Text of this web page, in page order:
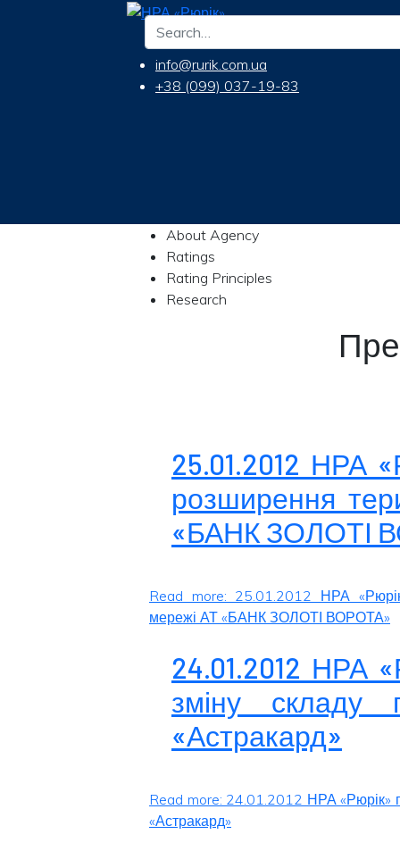
info@rurik.com.ua
+38 (099) 037-19-83
About Agency
Ratings
Rating Principles
Research
25.01.2012 НРА
розширення
«БАНК ЗОЛОТІ
Read more: 25.01.2012 НРА
мережі АТ «БАНК ЗОЛОТІ ВОРОТА»
24.01.2012 НРА
зміну складу
«Астракард»
Read more: 24.01.2012 НРА «Рюрік»
«Астракард»